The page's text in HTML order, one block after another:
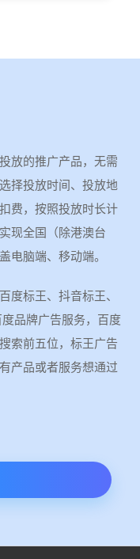
放的推广产品，无需
择投放时间、投放地
费，按照投放时长计
现全国（除港澳台
电脑端、移动端。
度标王、抖音标王、
品牌广告服务，百度
索前五位，标王广告
产品或者服务想通过